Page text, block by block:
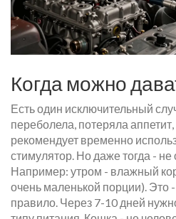
Когда можно
Есть один исключительный
переболела, потеряла
рекомендует временно
стимулятор. Но даже тогда -
Например: утром - влажный
очень маленькой порции). Это
правило. Через 7-10 дней